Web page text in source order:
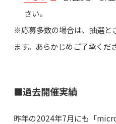
さい。
※応募多数の場合は、抽選と
ます。あらかじめご了承くだ
■過去開催実績
昨年の2024年7月にも「